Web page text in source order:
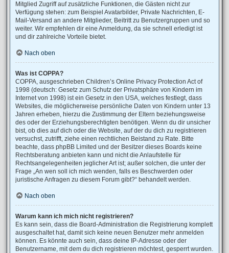
Mitglied Zugriff auf zusätzliche Funktionen, die Gästen nicht zur
Verfügung stehen: zum Beispiel Avatarbilder, Private Nachrichten, E-
Mail-Versand an andere Mitglieder, Beitritt zu Benutzergruppen und so
weiter. Wir empfehlen dir eine Anmeldung, da sie schnell erledigt ist
und dir zahlreiche Vorteile bietet.
Nach oben
Was ist COPPA?
COPPA, ausgeschrieben Children’s Online Privacy Protection Act of
1998 (deutsch: Gesetz zum Schutz der Privatsphäre von Kindern im
Internet von 1998) ist ein Gesetz in den USA, welches festlegt, dass
Websites, die möglicherweise persönliche Daten von Kindern unter 13
Jahren erheben, hierzu die Zustimmung der Eltern beziehungsweise
des oder der Erziehungsberechtigten benötigen. Wenn du dir unsicher
bist, ob dies auf dich oder die Website, auf der du dich zu registrieren
versuchst, zutrifft, ziehe einen rechtlichen Beistand zu Rate. Bitte
beachte, dass phpBB Limited und der Besitzer dieses Boards keine
Rechtsberatung anbieten kann und nicht die Anlaufstelle für
Rechtsangelegenheiten jeglicher Art ist; außer solchen, die unter der
Frage „An wen soll ich mich wenden, falls es Beschwerden oder
juristische Anfragen zu diesem Forum gibt?“ behandelt werden.
Nach oben
Warum kann ich mich nicht registrieren?
Es kann sein, dass die Board-Administration die Registrierung komplett
ausgeschaltet hat, damit sich keine neuen Benutzer mehr anmelden
können. Es könnte auch sein, dass deine IP-Adresse oder der
Benutzername, mit dem du dich registrieren möchtest, gesperrt wurden.